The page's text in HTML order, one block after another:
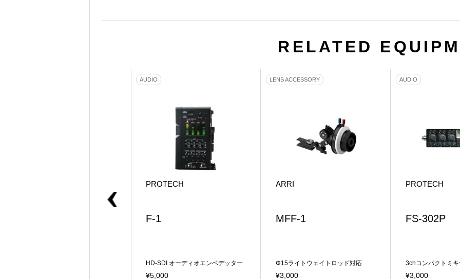
RELATED
AUDIO
PROTECH
F-1
HD-SDI オーディオエンベデッター
¥5,000
LENS ACCESSORY
ARRI
MFF-1
Φ15ライトウェイトロッド対応
¥3,000
AUDIO
PROTECH
FS-302P
3chコンパクトミキ
¥3,000